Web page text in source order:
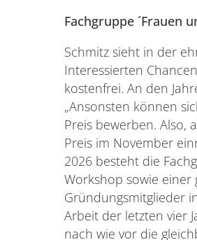
Fachgruppe ´Frauen
Schmitz sieht in der
Interessierten
kostenfrei. An den
„Ansonsten können
Preis bewerben. Also,
Preis im November
2026 besteht die
Workshop sowie
Gründungsmitglieder
Arbeit der letzten vier
nach wie vor die